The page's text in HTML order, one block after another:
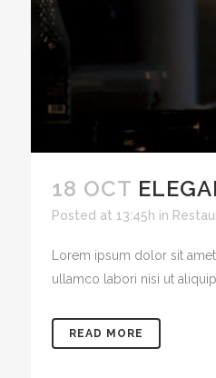
18 OCT
Posted at 13:45h in
Lorem ipsum dolor sit
ullamco labori nisi ut
READ MORE